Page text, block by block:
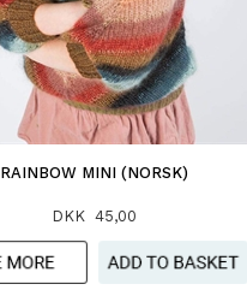
RAINBOW MINI (NORSK)
DKK 45,00